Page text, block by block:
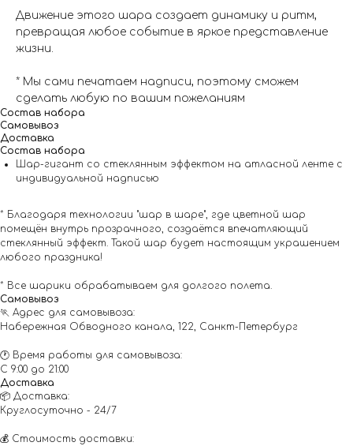
Движение этого шара создает динамику и ритм,
превращая любое событие в яркое представление
жизни.
* Мы сами печатаем надписи, поэтому сможем
сделать любую по вашим пожеланиям
Состав набора
Самовывоз
Доставка
Состав набора
Шар-гигант со стеклянным эффектом на атласной ленте с
индивидуальной надписью
* Благодаря технологии "шар в шаре", где цветной шар
помещён внутрь прозрачного, создаётся впечатляющий
стеклянный эффект. Такой шар будет настоящим украшением
любого праздника!
* Все шарики обрабатываем для долгого полета.
Самовывоз
🏃 Адрес для самовывоза:
Набережная Обводного канала, 122, Санкт-Петербург
🕐 Время работы для самовывоза:
С 9:00 до 21:00
Доставка
📦 Доставка:
Круглосуточно - 24/7
💰 Стоимость доставки: